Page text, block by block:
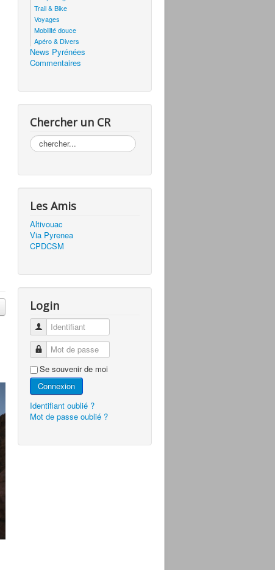
Trail & Bike
Voyages
Mobilité douce
Apéro & Divers
News Pyrénées
Commentaires
Chercher un CR
Rechercher
Les Amis
Altivouac
Via Pyrenea
CPDCSM
Login
Identifiant
Mot de passe
Se souvenir de moi
Connexion
Identifiant oublié ?
Mot de passe oublié ?